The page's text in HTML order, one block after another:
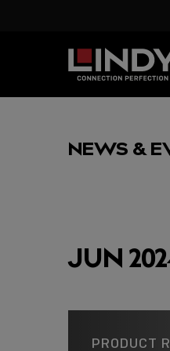
NEWS &
USB C
JUN
PRODUCT